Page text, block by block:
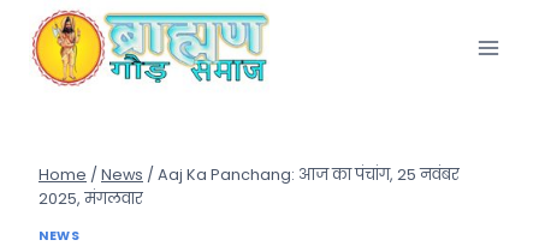
content
Home / News / Aaj Ka Panchang: आज का पंचांग, 25 नवंबर
2025, मंगलवार
NEWS